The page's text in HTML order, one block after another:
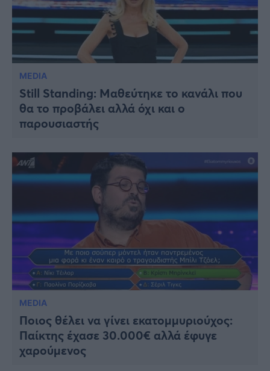
MEDIA
Still Standing: Μαθεύτηκε το κανάλι που
θα το προβάλει αλλά όχι και ο
παρουσιαστής
MEDIA
Ποιος θέλει να γίνει εκατομμυριούχος:
Παίκτης έχασε 30.000€ αλλά έφυγε
χαρούμενος